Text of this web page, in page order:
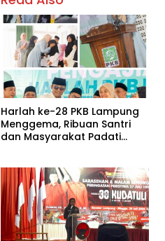
Harlah ke-28 PKB Lampung
Menggema, Ribuan Santri
dan Masyarakat Padati